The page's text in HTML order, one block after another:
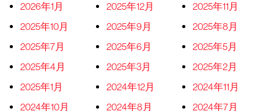
2026年1月
2025年12月
2025年11月
2025年10月
2025年9月
2025年8月
2025年7月
2025年6月
2025年5月
2025年4月
2025年3月
2025年2月
2025年1月
2024年12月
2024年11月
2024年10月
2024年8月
2024年7月